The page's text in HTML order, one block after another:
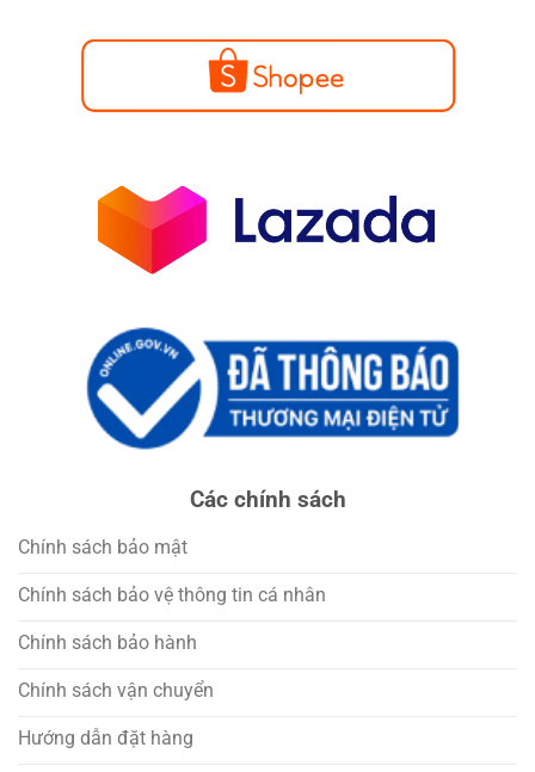
Các chính sách
Chính sách bảo mật
Chính sách bảo vệ thông tin cá nhân
Chính sách bảo hành
Chính sách vận chuyển
Hướng dẫn đặt hàng